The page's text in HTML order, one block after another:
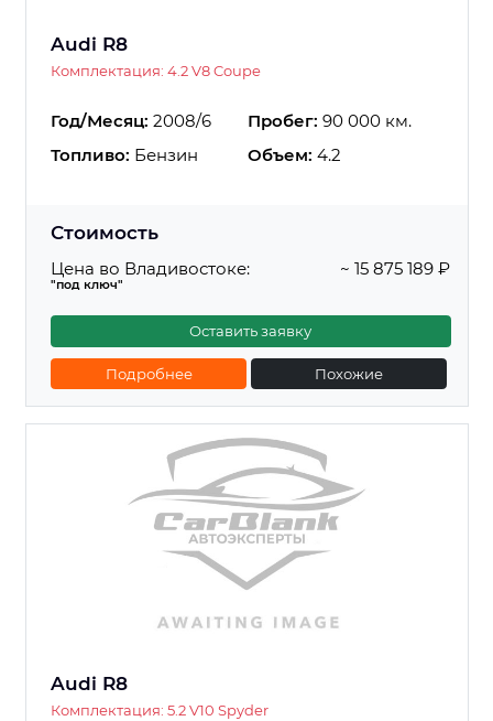
Audi R8
Комплектация: 4.2 V8 Coupe
Год/Месяц: 2008/6 Пробег: 90 000 км.
Топливо: Бензин Объем: 4.2
Стоимость
Цена во Владивостоке:
"под ключ"
~ 15 875 189 ₽
Оставить заявку
Подробнее Похожие
Audi R8
Комплектация: 5.2 V10 Spyder